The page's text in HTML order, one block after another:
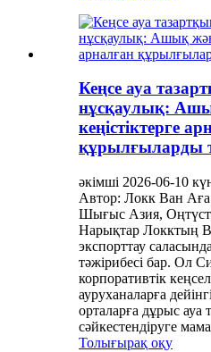
Кеңсе ауа
нұсқаулық:
кеңістіктерге
құрылғыларды
әкімші 2026-06-10
Автор: Локк Ван Аға
Шығыс Азия,
Нарықтар Локктың
экспорттау
тәжірибесі бар. Ол
корпоративтік
ауруханаларға
орталарға дұрыс ауа
сәйкестендіруге
Толығырақ оқу